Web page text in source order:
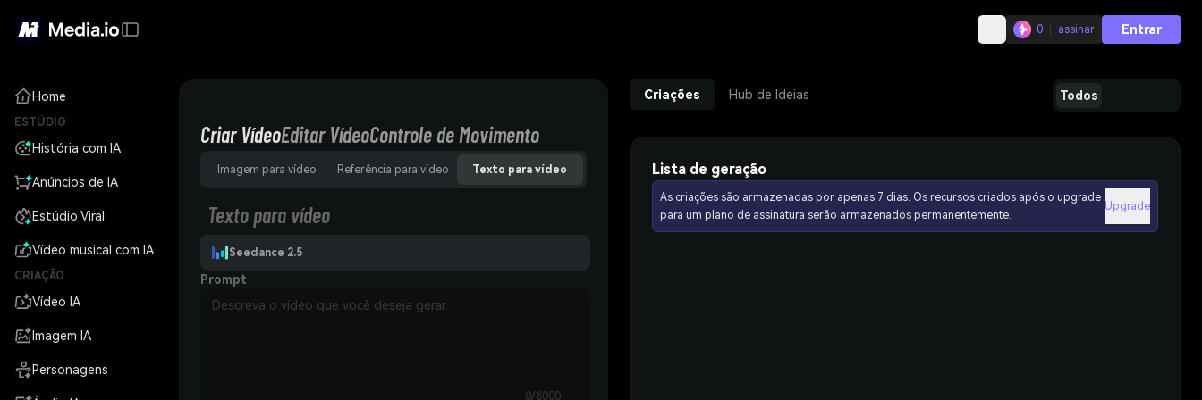
0 assinar Entrar
Home
ESTÚDIO
História com IA
Anúncios de IA
Estúdio Viral
Vídeo musical com IA
CRIAÇÃO
Vídeo IA
Imagem IA
Personagens
Criar VídeoEditar VídeoControle de Movimento
Imagem para vídeo Referência para vídeo Texto para vídeo
Texto para vídeo
Seedance 2.5
Prompt
0/8000
Criações Hub de Ideias Todos
Lista de geração
As criações são armazenadas por apenas 7 dias. Os recursos criados após o upgrade
para um plano de assinatura serão armazenados permanentemente.
Upgrade